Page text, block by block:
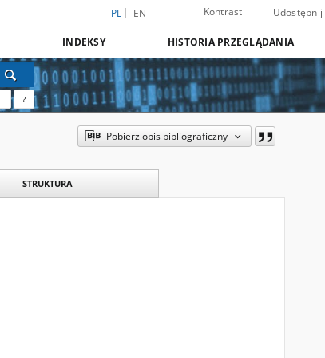
PL EN Kontrast Udostępnij
INDEKSY HISTORIA PRZEGLĄDANIA
?
Pobierz opis bibliograficzny
STRUKTURA